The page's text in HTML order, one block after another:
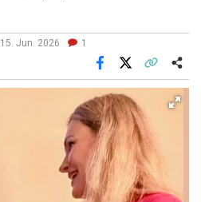
15. Jun. 2026 1
Facebook